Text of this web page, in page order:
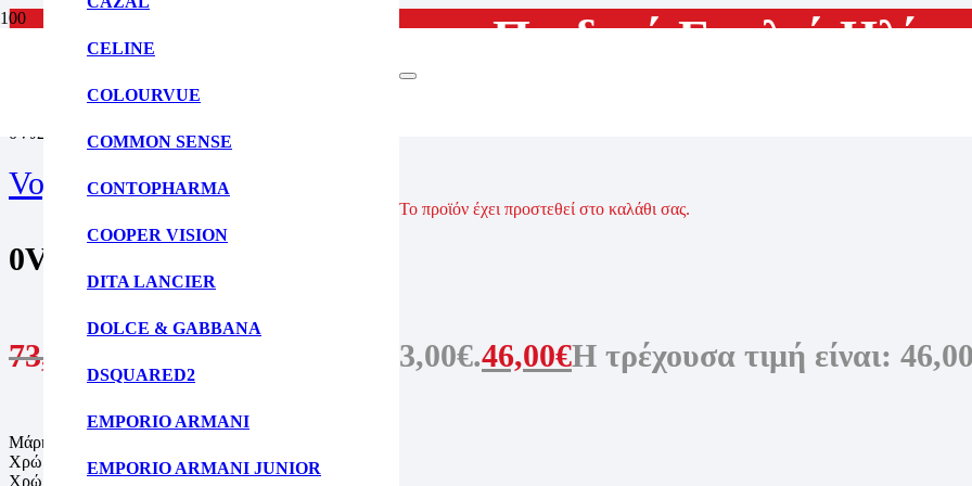
CELINE
COLOURVUE
COMMON SENSE
CONTOPHARMA
COOPER VISION
DITA LANCIER
DOLCE & GABBANA
DSQUARED2
EMPORIO ARMANI
EMPORIO ARMANI JUNIOR
Το προϊόν έχει προστεθεί στο καλάθι σας.
Παιδικά Γυαλιά Ηλίου
ΓΥΑΛΙΑ ΗΛΙΟΥ
0VJ2021 306569
Vogue Junior
0VJ2021 306569
73,00 Original price was: 73,00€.46,00€Η τρέχουσα τιμή είναι:
Μάρκα: Vogue Junior
Χρώμα Σκελετού: Διαφανές ροζ
Χρώμα Φακών: Σκούρο βιολετί